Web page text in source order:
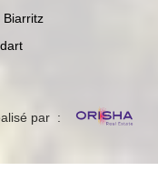
Biarritz
par :